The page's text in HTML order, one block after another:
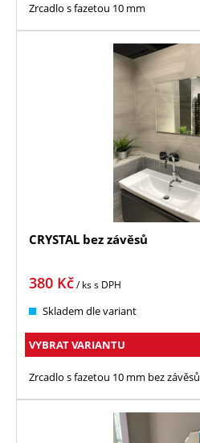
Zrcadlo s fazetou 10 mm
CRYSTAL bez závěsů
380 Kč/ kss DPH
Skladem dle variant
VYBRAT VARIANTU
Zrcadlo s fazetou 10 mm bez závěsů